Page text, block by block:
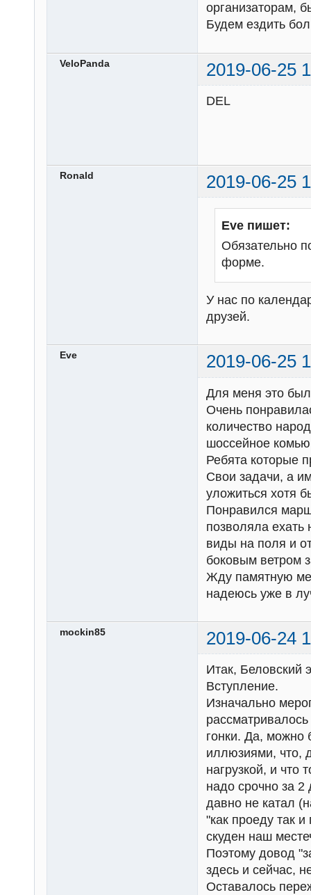
организаторам,
Будем ездить
VeloPanda 2019-06-25
DEL
Ronald 2019-06-25
Eve пишет:
Обязательно
форме.
У нас по
друзей.
Eve 2019-06-25
Для меня это
Очень
количество
шоссейное
Ребята которые
Свои задачи, а
уложиться хотя
Понравился
позволяла
виды на поля и
боковым ветром
Жду памятную
надеюсь уже в
mockin85 2019-06-24
Итак, Беловский
Вступление.
Изначально
гонки. Да, можно
иллюзиями, что,
нагрузкой, и что
надо срочно за 2
давно не катал
"как проеду так
скуден наш
Поэтому довод
здесь и сейчас,
Оставалось